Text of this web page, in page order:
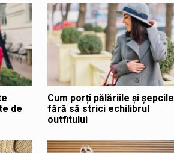
de
Cum porți pălăriile și șepcile
fără să strici echilibrul
outfitului